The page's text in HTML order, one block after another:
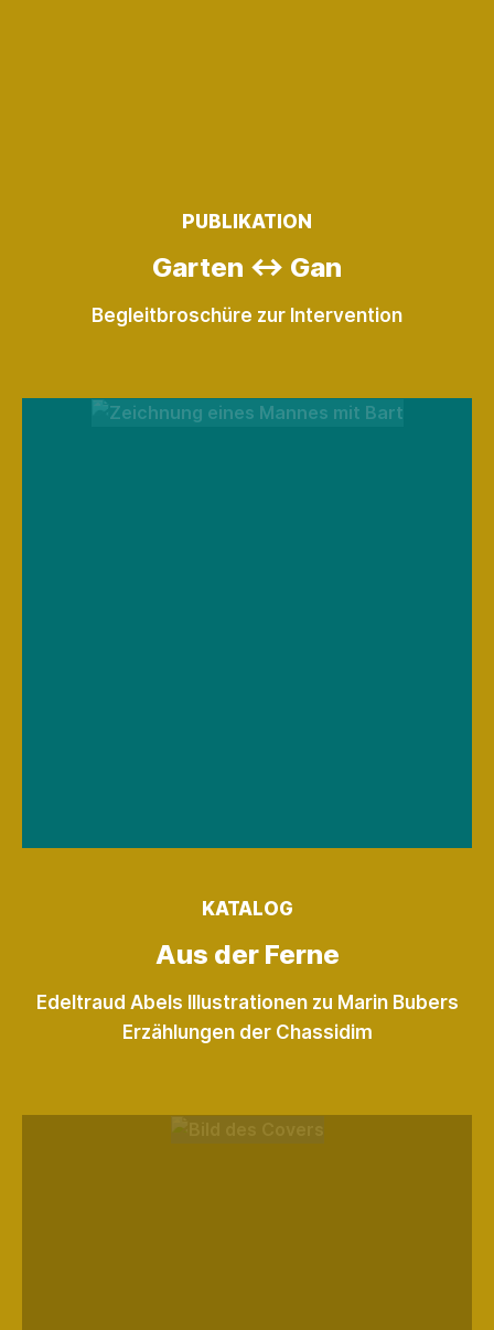
PUBLIKATION
Garten ↔ Gan
Begleitbroschüre zur Intervention
KATALOG
Aus der Ferne
Edeltraud Abels Illustrationen zu Marin Bubers
Erzählungen der Chassidim